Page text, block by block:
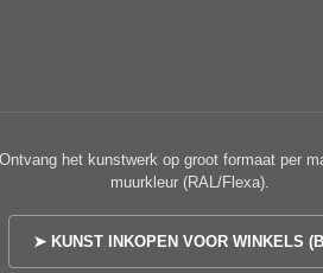
het kunstwerk op groot formaat per
muurkleur (RAL/Flexa).
➤ KUNST INKOPEN VOOR WINKELS